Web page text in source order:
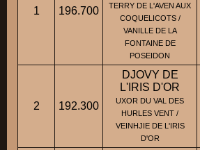
1 196.700
TERRY DE L'AVEN AUX
COQUELICOTS /
VANILLE DE LA
FONTAINE DE
POSEIDON
2 192.300
DJOVY DE
L'IRIS D'OR
UXOR DU VAL DES
HURLES VENT /
VEINHJIE DE L'IRIS
D'OR